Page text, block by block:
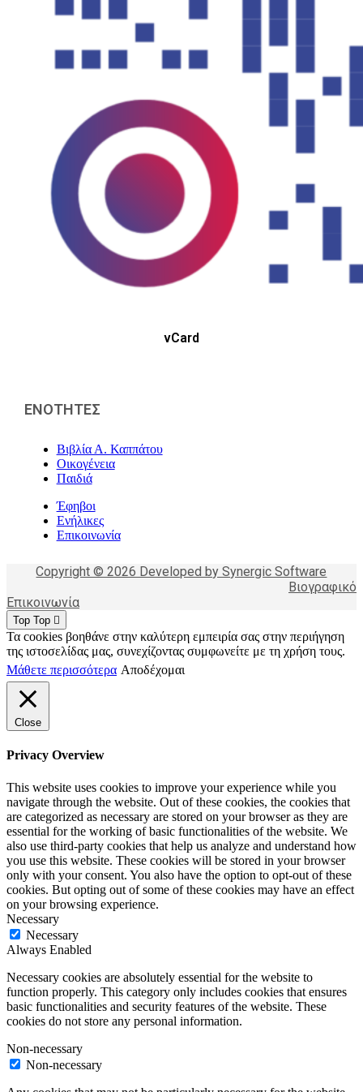
vCard
ΕΝΟΤΗΤΕΣ
Βιβλία Α. Καππάτου
Οικογένεια
Παιδιά
Έφηβοι
Ενήλικες
Επικοινωνία
Copyright © 2026 Developed by Synergic Software
Βιογραφικό
Επικοινωνία
Top Top
Τα cookies βοηθάνε στην καλύτερη εμπειρία σας στην περιήγηση
της ιστοσελίδας μας, συνεχίζοντας συμφωνείτε με τη χρήση τους.
Μάθετε περισσότερα Αποδέχομαι
Close
Privacy Overview
This website uses cookies to improve your experience while you
navigate through the website. Out of these cookies, the cookies that
are categorized as necessary are stored on your browser as they are
essential for the working of basic functionalities of the website. We
also use third-party cookies that help us analyze and understand how
you use this website. These cookies will be stored in your browser
only with your consent. You also have the option to opt-out of these
cookies. But opting out of some of these cookies may have an effect
on your browsing experience.
Necessary
Necessary
Always Enabled
Necessary cookies are absolutely essential for the website to
function properly. This category only includes cookies that ensures
basic functionalities and security features of the website. These
cookies do not store any personal information.
Non-necessary
Non-necessary